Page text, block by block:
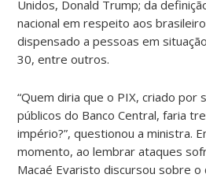
Unidos, Donald Trump; da
nacional em respeito aos
dispensado a pessoas em
30, entre outros.
“Quem diria que o PIX, criado por
públicos do Banco Central, faria
império?”, questionou a ministra.
momento, ao lembrar ataques
Macaé Evaristo discursou sobre